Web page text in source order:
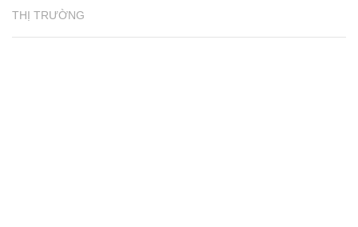
THỊ TRƯỜNG